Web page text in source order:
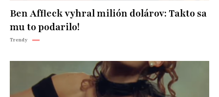
Ben Affleck vyhral milión dolárov: Takto sa
mu to podarilo!
Trendy